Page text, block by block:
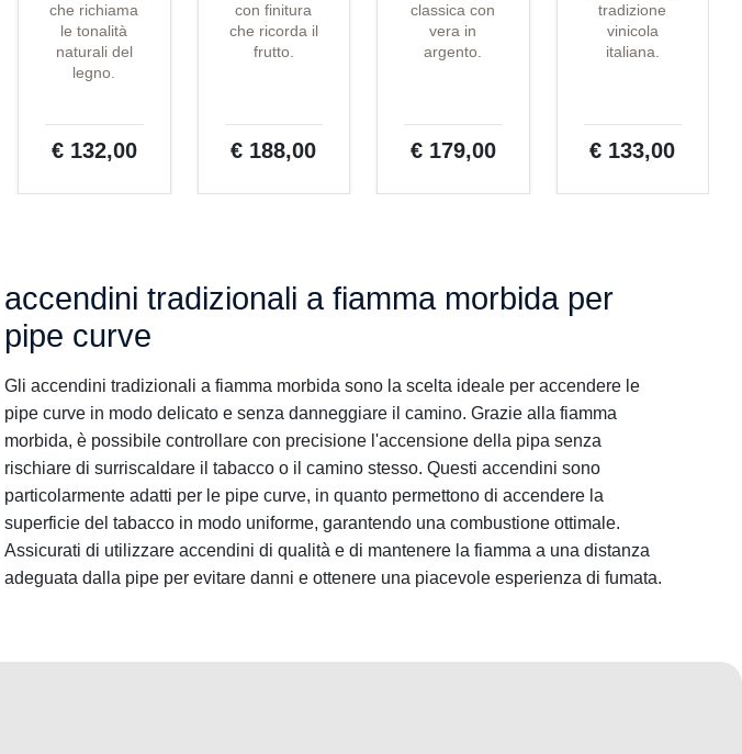
che richiama
le tonalità
naturali del
legno.
€ 132,00
con finitura
che ricorda il
frutto.
€ 188,00
classica con
vera in
argento.
€ 179,00
tradizione
vinicola
italiana.
€ 133,00
accendini tradizionali a fiamma morbida per
pipe curve
Gli accendini tradizionali a fiamma morbida sono la scelta ideale per accendere le
pipe curve in modo delicato e senza danneggiare il camino. Grazie alla fiamma
morbida, è possibile controllare con precisione l'accensione della pipa senza
rischiare di surriscaldare il tabacco o il camino stesso. Questi accendini sono
particolarmente adatti per le pipe curve, in quanto permettono di accendere la
superficie del tabacco in modo uniforme, garantendo una combustione ottimale.
Assicurati di utilizzare accendini di qualità e di mantenere la fiamma a una distanza
adeguata dalla pipe per evitare danni e ottenere una piacevole esperienza di fumata.